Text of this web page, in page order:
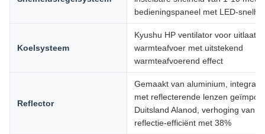
bedieningspaneel met LED-
Koelsysteem
Kyushu HP ventilator voor
warmteafvoer met uitstekend
warmteafvoerend effect
Reflector
Gemaakt van aluminium, integraal
met reflecterende lenzen
Duitsland Alanod, verhoging van
reflectie-efficiënt met 38%